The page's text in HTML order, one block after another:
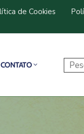
de Cookies
CONTATO